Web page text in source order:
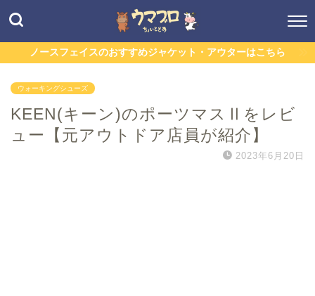
ノースフェイスのおすすめジャケット・アウターはこちら
ウォーキングシューズ
KEEN(キーン)のポーツマスⅡをレビ
ュー【元アウトドア店員が紹介】
2023年6月20日